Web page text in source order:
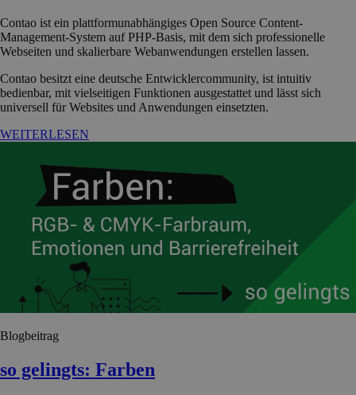
Contao ist ein plattformunabhängiges Open Source Content-
Management-System auf PHP-Basis, mit dem sich professionelle
Webseiten und skalierbare Webanwendungen erstellen lassen.
Contao besitzt eine deutsche Entwicklercommunity, ist intuitiv
bedienbar, mit vielseitigen Funktionen ausgestattet und lässt sich
universell für Websites und Anwendungen einsetzten.
WEITERLESEN
Blogbeitrag
so gelingts: Farben